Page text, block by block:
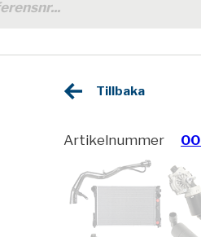
Tillbaka
Artikelnummer